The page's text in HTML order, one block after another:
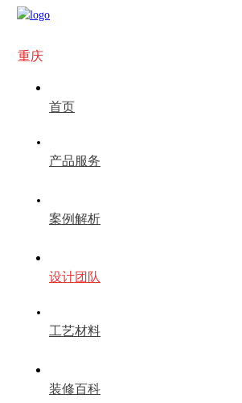
重庆
首页
产品服务
案例解析
设计团队
工艺材料
装修百科